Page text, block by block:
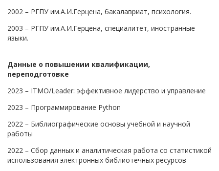
2002 – РГПУ им.А.И.Герцена, бакалавриат, психология.
2003 – РГПУ им.А.И.Герцена, специалитет, иностранные
языки.
Данные о повышении квалификации,
переподготовке
2023 – ITMO/Leader: эффективное лидерство и управление
2023 – Программирование Python
2022 – Библиографические основы учебной и научной
работы
2022 – Сбор данных и аналитическая работа со статистикой
использования электронных библиотечных ресурсов